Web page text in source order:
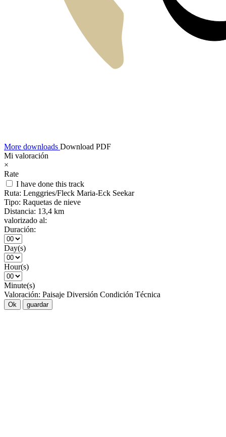
More downloads Download PDF
Mi valoración
×
Rate
I have done this track
Ruta: Lenggries/Fleck Maria-Eck Seekar
Tipo: Raquetas de nieve
Distancia: 13,4 km
valorizado al:
Duración:
Day(s)
Hour(s)
Minute(s)
Valoración: Paisaje Diversión Condición Técnica
Ok guardar